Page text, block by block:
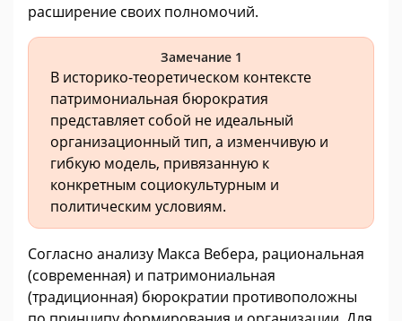
расширение своих полномочий.
Замечание 1
В историко-теоретическом контексте
патримониальная бюрократия
представляет собой не идеальный
организационный тип, а изменчивую и
гибкую модель, привязанную к
конкретным социокультурным и
политическим условиям.
Согласно анализу Макса Вебера, рациональная
(современная) и патримониальная
(традиционная) бюрократии противоположны